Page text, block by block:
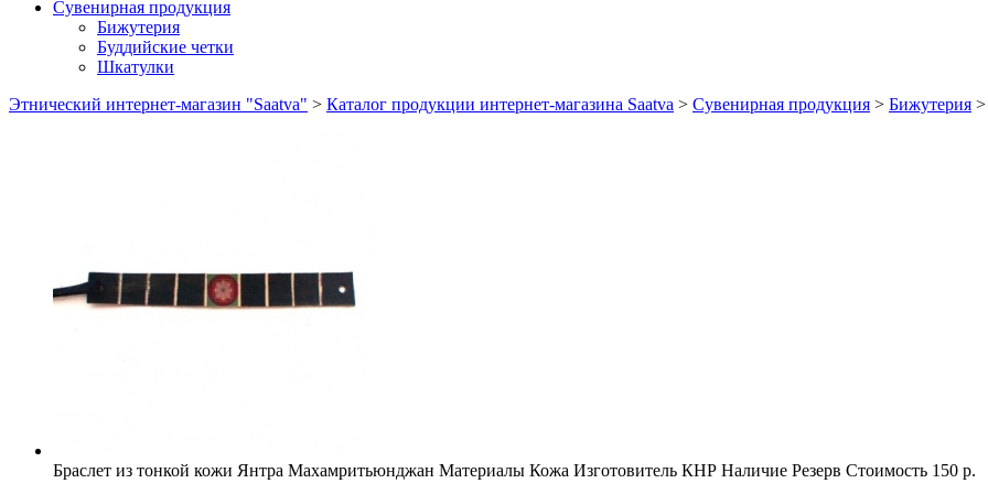
Сувенирная продукция
Бижутерия
Буддийские четки
Шкатулки
Этнический интернет-магазин "Saatva" > Каталог продукции интернет-магазина Saatva > Сувенирная продукция > Бижутерия >
Браслет из тонкой кожи Янтра Махамритьюнджан Материалы Кожа Изготовитель КНР Наличие Резерв Стоимость 150 р.